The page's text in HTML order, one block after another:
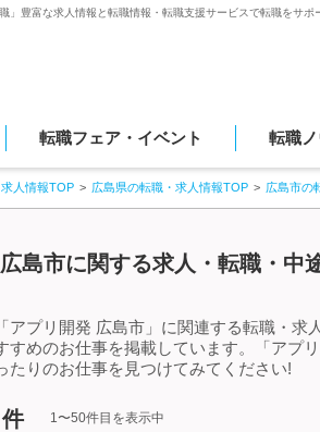
」豊富な求人情報と転職情報・転職支援サービスで転職をサポ
転職フェア・イベント 転職
人情報TOP 広島県の転職・求人情報TOP 広島市の
島市に関する求人・転職・中
アプリ開発 広島市」に関連する転職・
すめのお仕事を掲載しています。「アプ
たりのお仕事を見つけてみてください!
件 1〜50件目を表示中